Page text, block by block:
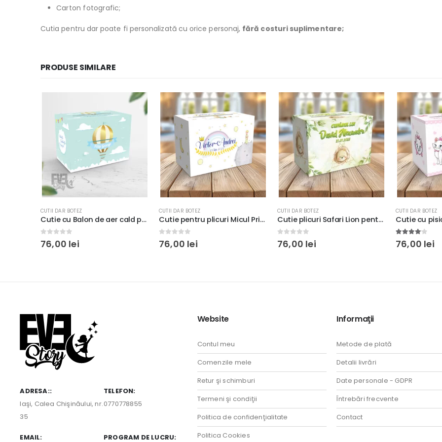
Carton fotografic;
Cutia pentru dar poate fi personalizată cu orice personaj, fără costuri suplimentare;
PRODUSE SIMILARE
CUTII DAR BOTEZ
Cutie pentru plicuri Micul Prinţ, carton fotografic 300g, 33x23x23cm, culoare galben cu albastru #2
out of 5
76,00 lei
CUTII DAR BOTEZ
Cutie plicuri Safari Lion pentru darul de botez, personalizată, 33x23x23cm, carton fotografic 300g/m²
out of 5
76,00 lei
CUTII DAR BOTEZ
Cutie cu pisica Marie pentru plicurile de bani, 33x23x23cm, carton fotografic 300g/m²
4.00 out of 5
76,00 lei
CUTII DAR BOTEZ
out of 5
76,00 lei
ADRESA::
Iaşi, Calea Chişinăului, nr.
35
TELEFON:
0770778855
EMAIL: PROGRAM DE LUCRU:
Website
Contul meu
Comenzile mele
Retur şi schimburi
Termeni şi condiţii
Politica de confidenţialitate
Politica Cookies
Informaţii
Metode de plată
Detalii livrări
Date personale - GDPR
Întrebări frecvente
Contact